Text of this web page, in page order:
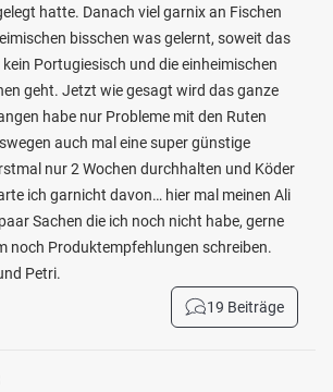
hatte. Danach viel garnix an Fischen
bisschen was gelernt, soweit das
Portugiesisch und die einheimischen
geht. Jetzt wie gesagt wird das ganze
habe nur Probleme mit den Ruten
auch mal eine super günstige
nur 2 Wochen durchhalten und Köder
ich garnicht davon… hier mal meinen Ali
Sachen die ich noch nicht habe, gerne
noch Produktempfehlungen schreiben.
Petri.
19 Beiträge